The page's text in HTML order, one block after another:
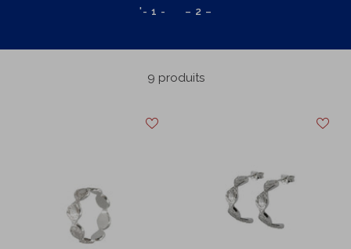
'- 1 - – 2 –
9 produits